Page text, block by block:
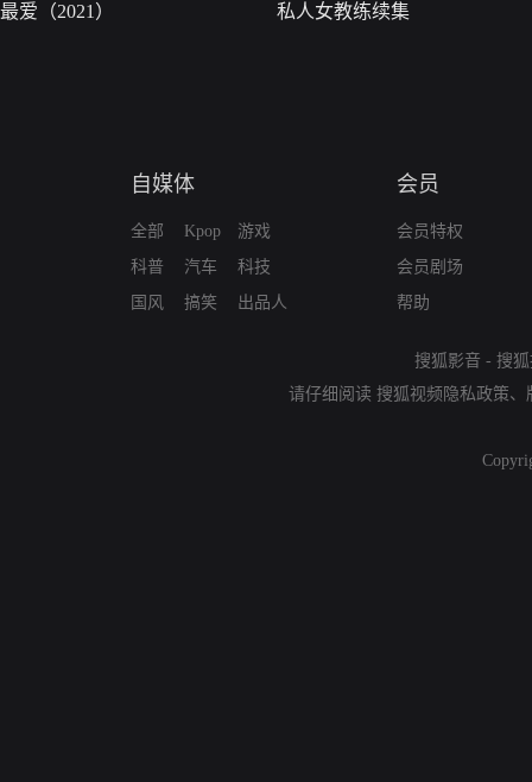
最爱（2021） 私人女教练续集
自媒体
全部
科普
国风
Kpop
汽车
搞笑
游戏
科技
出品人
会员
会员特权
会员剧场
帮助
搜狐影音 - 搜
请仔细阅读 搜狐视频隐私政策、